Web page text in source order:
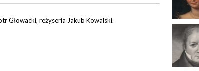
Głowacki, reżyseria Jakub Kowalski.